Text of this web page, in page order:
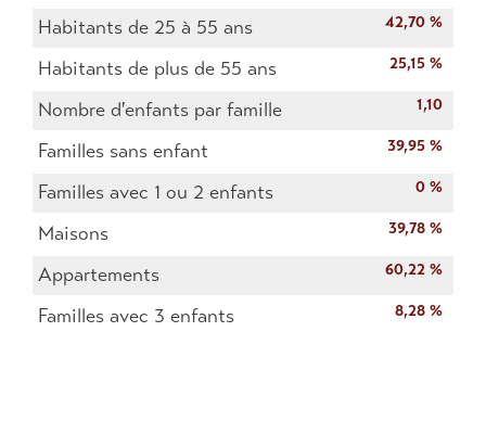
Habitants de 25 à 55 ans 42,70 %
Habitants de plus de 55 ans 25,15 %
Nombre d'enfants par famille 1,10
Familles sans enfant 39,95 %
Familles avec 1 ou 2 enfants 0 %
Maisons 39,78 %
Appartements 60,22 %
Familles avec 3 enfants 8,28 %